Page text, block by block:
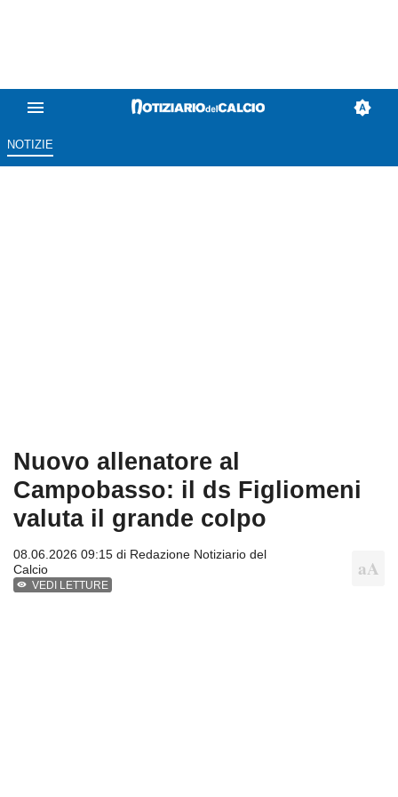
NOTIZIE
Nuovo allenatore al
Campobasso: il ds Figliomeni
valuta il grande colpo
08.06.2026 09:15 di Redazione Notiziario del
Calcio
VEDI LETTURE